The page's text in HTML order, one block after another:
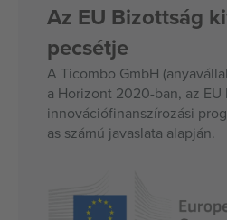
Az EU Bizottság
pecsétje
A Ticombo GmbH
a Horizont 2020-ban, az EU
innovációfinanszírozási
as számú javaslata alapján.